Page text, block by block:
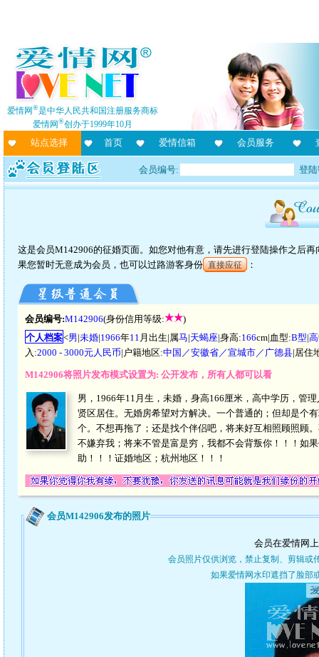
爱情网®是中华人民共和国注册服务商标
爱情网®创办于1999年10月
站点选择 首页 爱情信箱 会员服务
会员编号: 登
这是会员M142906的征婚页面。如您对他有意，请先进行登陆操作之后
果您暂时无意成为会员，也可以过路游客身份 直接应征 ：
会员编号:M142906(身份信用等级:
)
个人档案<男|未婚|1966年11 月出生|属马|天蝎座|身高:166cm|血型:B型|
入:2000 - 3000元人民币|户籍地区:中国／安徽省／宣城市／广德县|居住
M142906将照片发布模式设置为: 公开发布，所有人都可以看
男，1966年11月生，未婚，身高166厘米，高中学历，管
贤区居住。无婚房希望对方解决。一个普通的；但却是个
个。不想再拖了；还是找个伴侣吧，将来好互相照顾照顾
不嫌弃我；将来不管是富是穷，我都不会背叛你！！！如
助！！！证婚地区；杭州地区！！！
会员M142906发布的照片
会员在爱情网
会员照片仅供浏览，禁止复制、剪辑或
如果爱情网水印遮挡了脸部